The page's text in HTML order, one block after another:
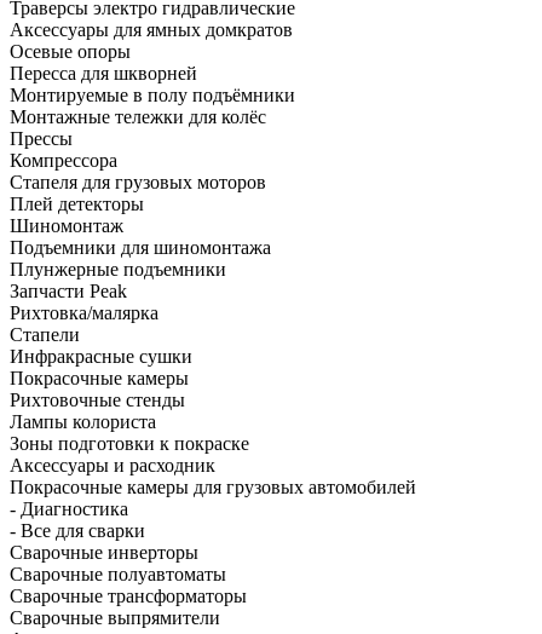
Траверсы электро гидравлические
Аксессуары для ямных домкратов
Осевые опоры
Пересса для шкворней
Монтируемые в полу подъёмники
Монтажные тележки для колёс
Прессы
Компрессора
Стапеля для грузовых моторов
Плей детекторы
Шиномонтаж
Подъемники для шиномонтажа
Плунжерные подъемники
Запчасти Peak
Рихтовка/малярка
Стапели
Инфракрасные сушки
Покрасочные камеры
Рихтовочные стенды
Лампы колориста
Зоны подготовки к покраске
Аксессуары и расходник
Покрасочные камеры для грузовых автомобилей
- Диагностика
- Все для сварки
Сварочные инверторы
Сварочные полуавтоматы
Сварочные трансформаторы
Сварочные выпрямители